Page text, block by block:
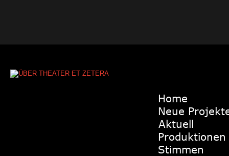
Home
Neue
Aktuell
Stimmen
Produktionen